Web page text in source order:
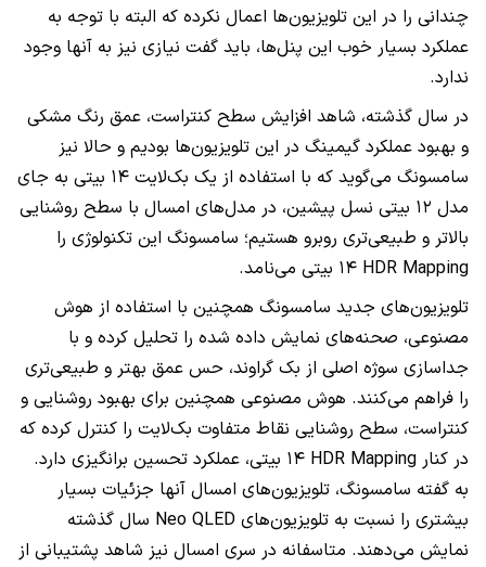
چندانی را در این تلویزیون‌ها اعمال نکرده که البته با توجه به
عملکرد بسیار خوب این پنل‌ها، باید گفت نیازی نیز به آنها وجود
ندارد.
در سال گذشته، شاهد افزایش سطح کنتراست، عمق رنگ مشکی
و بهبود عملکرد گیمینگ در این تلویزیون‌ها بودیم و حالا نیز
سامسونگ می‌گوید که با استفاده از یک بک‌لایت ۱۴ بیتی به جای
مدل ۱۲ بیتی نسل پیشین، در مدل‌های امسال با سطح روشنایی
بالاتر و طبیعی‌تری روبرو هستیم؛ سامسونگ این تکنولوژی را
HDR Mapping
تلویزیون‌های جدید سامسونگ همچنین با استفاده از هوش
مصنوعی، صحنه‌های نمایش داده شده را تحلیل کرده و با
جداسازی سوژه اصلی از بک گراوند، حس عمق بهتر و طبیعی‌تری
را فراهم می‌کنند. هوش مصنوعی همچنین برای بهبود روشنایی و
کنتراست، سطح روشنایی نقاط متفاوت بک‌لایت را کنترل کرده که
در کنار HDR Mapping
۱۴ بیتی، عملکرد تحسین برانگیزی دارد.
به گفته سامسونگ، تلویزیون‌های امسال آنها جزئیات بسیار
بیشتری را نسبت به تلویزیون‌های Neo QLED سال گذشته
نمایش می‌دهند. متاسفانه در سری امسال نیز شاهد پشتیبانی از